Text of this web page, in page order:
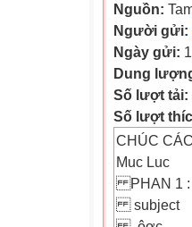
Nguồn:
Người gửi:
Ngày gửi:
Dung
Số lượt tải:
Số lượt
CHÚC
Muc Luc
PHAN 1 :
subject